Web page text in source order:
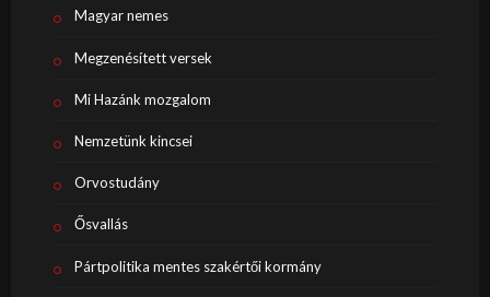
Magyar nemes
Megzenésített versek
Mi Hazánk mozgalom
Nemzetünk kincsei
Orvostudány
Ősvallás
Pártpolitika mentes szakértői kormány